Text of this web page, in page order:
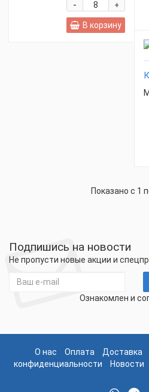
+
-
В корзину
Показано с 1
Подпишись на новости
Не пропусти новые акции и
Ознакомлен и
О нас Оплата Доставка
конфиденциальности
Новости